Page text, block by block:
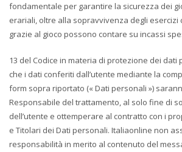
fondamentale per garantire la sicurezza dei
erariali, oltre alla sopravvivenza degli esercizi
grazie al gioco possono contare su incassi
13 del Codice in materia di protezione dei dati
che i dati conferiti dall’utente mediante la
form sopra riportato (« Dati personali »)
Responsabile del trattamento, al solo fine di
dell’utente e ottemperare al contratto con i
e Titolari dei Dati personali. Italiaonline non
responsabilità in merito al contenuto del